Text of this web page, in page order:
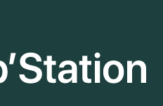
Ajouter au panier